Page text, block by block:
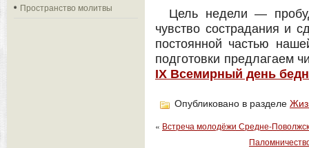
Пространство молитвы
Цель недели —
чувство сострадания и
постоянной частью
подготовки предлагаем
IX Всемирный день
Опубликовано в разделе
« Встреча молодёжи Средне-